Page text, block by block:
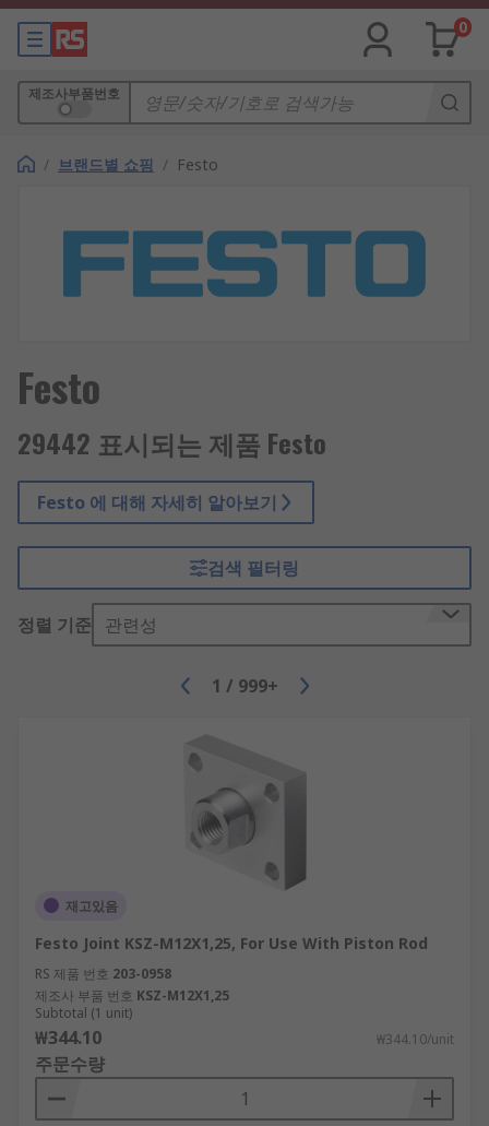
0
제조사부품번호
/ 브랜드별 쇼핑 / Festo
Festo
29442 표시되는 제품 Festo
Festo 에 대해 자세히 알아보기
검색 필터링
정렬 기준 관련성
1 / 999+
재고있음
Festo Joint KSZ-M12X1,25, For Use With Piston Rod
RS 제품 번호 203-0958
제조사 부품 번호 KSZ-M12X1,25
Subtotal (1 unit)
₩344.10 ₩344.10/unit
주문수량